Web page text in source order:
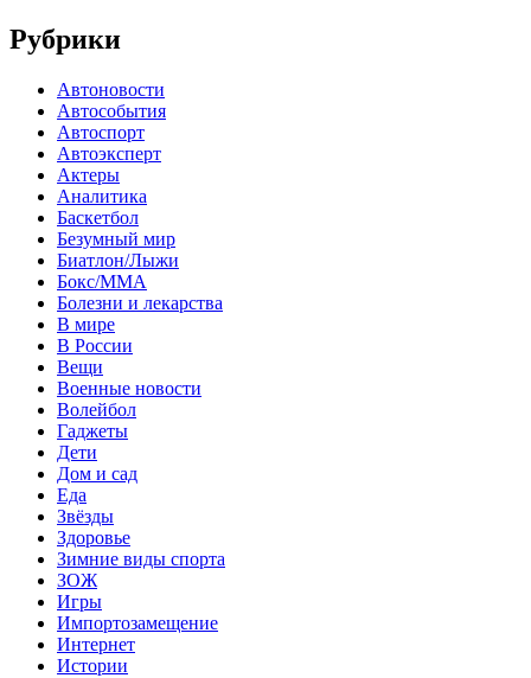
Рубрики
Автоновости
Автособытия
Автоспорт
Автоэксперт
Актеры
Аналитика
Баскетбол
Безумный мир
Биатлон/Лыжи
Бокс/MMA
Болезни и лекарства
В мире
В России
Вещи
Военные новости
Волейбол
Гаджеты
Дети
Дом и сад
Еда
Звёзды
Здоровье
Зимние виды спорта
ЗОЖ
Игры
Импортозамещение
Интернет
Истории